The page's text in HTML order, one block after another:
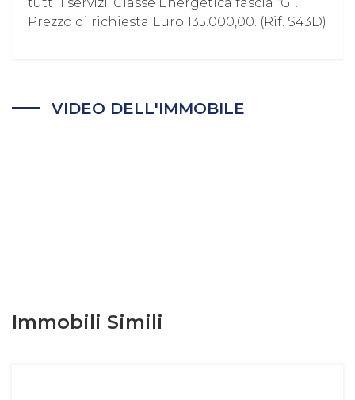
Prezzo di richiesta Euro 135.000,00. (Rif. S43D)
VIDEO DELL'IMMOBILE
Immobili Simili